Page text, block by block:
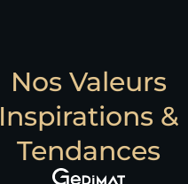
Nos Valeurs
Inspirations &
Tendances